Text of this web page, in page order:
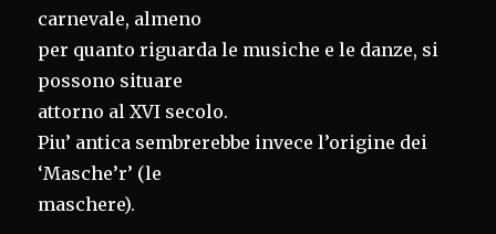
carnevale, almeno
per quanto riguarda le musiche e le danze, si
possono situare
attorno al XVI secolo.
Piu’ antica sembrerebbe invece l’origine dei
‘Masche’r’ (le
maschere).